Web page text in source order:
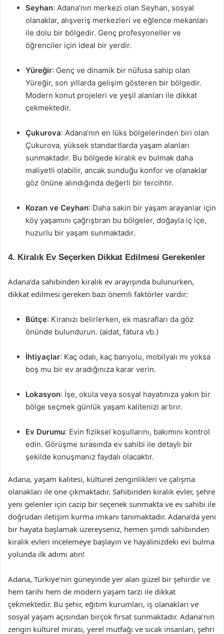
Seyhan: Adana’nın merkezi olan Seyhan, sosyal
olanaklar, alışveriş merkezleri ve eğlence mekanları
ile dolu bir bölgedir. Genç profesyoneller ve
öğrenciler için ideal bir yerdir.
Yüreğir: Genç ve dinamik bir nüfusa sahip olan
Yüreğir, son yıllarda gelişim gösteren bir bölgedir.
Modern konut projeleri ve yeşil alanları ile dikkat
çekmektedir.
Çukurova: Adana’nın en lüks bölgelerinden biri olan
Çukurova, yüksek standartlarda yaşam alanları
sunmaktadır. Bu bölgede kiralık ev bulmak daha
maliyetli olabilir, ancak sunduğu konfor ve olanaklar
göz önüne alındığında değerli bir tercihtir.
Kozan ve Ceyhan: Daha sakin bir yaşam arayanlar için
köy yaşamını çağrıştıran bu bölgeler, doğayla iç içe,
huzurlu bir yaşam sunmaktadır.
4. Kiralık Ev Seçerken Dikkat Edilmesi Gerekenler
Adana’da sahibinden kiralık ev arayışında bulunurken,
dikkat edilmesi gereken bazı önemli faktörler vardır:
Bütçe: Kiranızı belirlerken, ek masrafları da göz
önünde bulundurun. (aidat, fatura vb.)
İhtiyaçlar: Kaç odalı, kaç banyolu, mobilyalı mı yoksa
boş mu bir ev aradığınıza karar verin.
Lokasyon: İşe, okula veya sosyal hayatınıza yakın bir
bölge seçmek günlük yaşam kalitenizi artırır.
Ev Durumu: Evin fiziksel koşullarını, bakımını kontrol
edin. Görüşme sırasında ev sahibi ile detaylı bir
şekilde konuşmanız faydalı olacaktır.
Adana, yaşam kalitesi, kültürel zenginlikleri ve çalışma
olanakları ile öne çıkmaktadır. Sahibinden kiralık evler, şehre
yeni gelenler için cazip bir seçenek sunmakta ve ev sahibi ile
doğrudan iletişim kurma imkanı tanımaktadır. Adana’da yeni
bir hayata başlamak üzereyseniz, hemen şimdi sahibinden
kiralık evleri incelemeye başlayın ve hayalinizdeki evi bulma
yolunda ilk adımı atın!
Adana, Türkiye’nin güneyinde yer alan güzel bir şehirdir ve
hem tarihi hem de modern yaşam tarzı ile dikkat
çekmektedir. Bu şehir, eğitim kurumları, iş olanakları ve
sosyal yaşam açısından birçok fırsat sunmaktadır. Adana’nın
zengin kültürel mirası, yerel mutfağı ve sıcak insanları, şehri